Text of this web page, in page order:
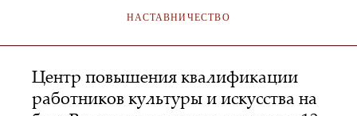
НАСТАВНИЧЕСТВО
Центр повышения квалификации
работников культуры и искусства на